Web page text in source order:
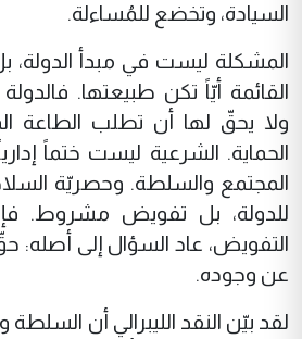
السيادة، وتخضع للمُساءلة.
المشكلة ليست في مبدأ الدولة،
القائمة أيّاً تكن طبيعتها.
ولا يحقّ لها أن تطلب الطاعة
الحماية. الشرعية ليست ختماً
المجتمع والسلطة. وحصريّة
للدولة، بل تفويض مشروط.
التفويض، عاد السؤال إلى أصله:
عن وجوده.
لقد بيّن النقد الليبرالي أن